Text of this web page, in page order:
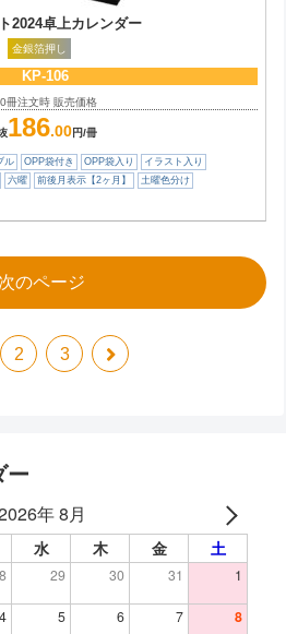
2024卓上カレンダー
金銀箔押し
KP-106
冊注文時 販売価格
186.00円/冊
ル OPP袋付き OPP袋入り
イラスト入り
六曜 前後月表示【2ヶ月】 土曜色分け
次のページ
2 3
次
ー
年 8月
水 木 金 土
29 30 31 1
4 5 6 7 8